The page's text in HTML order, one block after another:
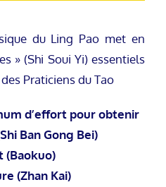
du Ling Pao met en
» (Shi Soui Yi) essentiels
Praticiens du Tao
d’effort pour obtenir
Ban Gong Bei)
(Baokuo)
(Zhan Kai)